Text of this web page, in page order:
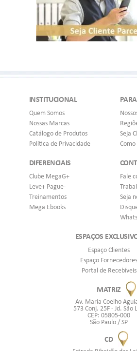
INSTITUCIONAL
Quem Somos
Nossas Marcas
Catálogo de Produtos
Política de Privacidade
Seja
DIFERENCIAIS
Clube MegaG+
Leve+ Pague-
Treinamentos
Mega Ebooks
Fale
Seja
ESPAÇOS
Espaço Clientes
Espaço Fornecedores
Portal de Recebíveis
MATRIZ
Av. Maria Coelho
573 Conj. 25F - Jd. São
CEP: 05805-000
São Paulo / SP
CD